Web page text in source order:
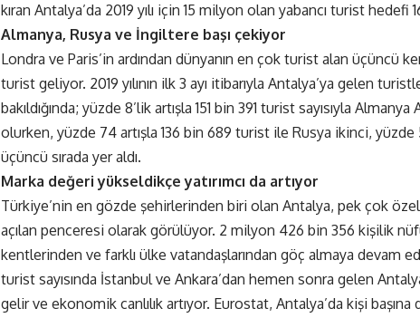
kıran Antalya’da 2019 yılı için 15 milyon olan yabancı turist hedefi
Almanya, Rusya ve İngiltere başı çekiyor
Londra ve Paris’in ardından dünyanın en çok turist alan üçüncü
turist geliyor. 2019 yılının ilk 3 ayı itibarıyla Antalya’ya gelen
bakıldığında; yüzde 8’lik artışla 151 bin 391 turist sayısıyla
olurken, yüzde 74 artışla 136 bin 689 turist ile Rusya ikinci,
üçüncü sırada yer aldı.
Marka değeri yükseldikçe yatırımcı da artıyor
Türkiye’nin en gözde şehirlerinden biri olan Antalya, pek çok
açılan penceresi olarak görülüyor. 2 milyon 426 bin 356 kişilik
kentlerinden ve farklı ülke vatandaşlarından göç almaya devam
turist sayısında İstanbul ve Ankara’dan hemen sonra gelen
gelir ve ekonomik canlılık artıyor. Eurostat, Antalya’da kişi